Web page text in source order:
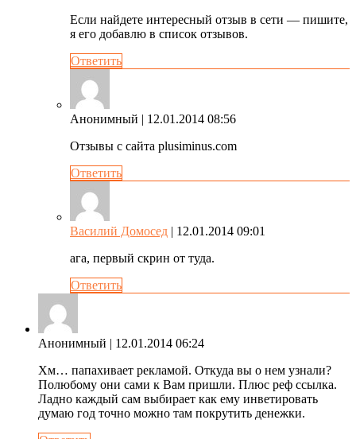
Если найдете интересный отзыв в сети — пишите,
я его добавлю в список отзывов.
Ответить
Анонимный | 12.01.2014 08:56
Отзывы с сайта plusiminus.com
Ответить
Василий Домосед | 12.01.2014 09:01
ага, первый скрин от туда.
Ответить
Анонимный | 12.01.2014 06:24
Хм… папахивает рекламой. Откуда вы о нем узнали?
Полюбому они сами к Вам пришли. Плюс реф ссылка.
Ладно каждый сам выбирает как ему инветировать
думаю год точно можно там покрутить денежки.